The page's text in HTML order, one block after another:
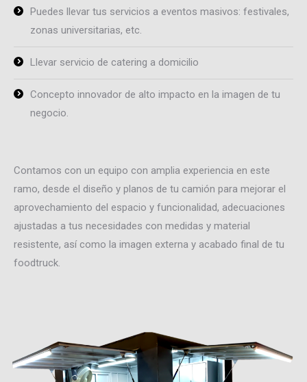
Puedes llevar tus servicios a eventos masivos: festivales,
zonas universitarias, etc.
Llevar servicio de catering a domicilio
Concepto innovador de alto impacto en la imagen de tu
negocio.
Contamos con un equipo con amplia experiencia en este
ramo, desde el diseño y planos de tu camión para mejorar el
aprovechamiento del espacio y funcionalidad, adecuaciones
ajustadas a tus necesidades con medidas y material
resistente, así como la imagen externa y acabado final de tu
foodtruck.